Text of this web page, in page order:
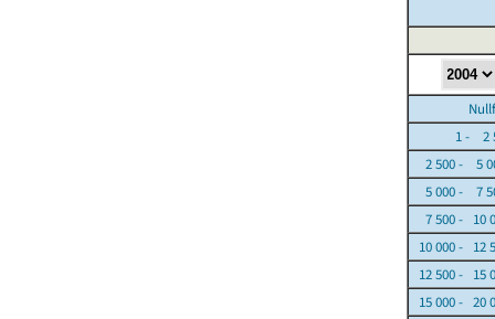
1 - 2
2 500 - 5
5 000 - 7
7 500 - 10
10 000 - 12
12 500 - 15
15 000 - 20